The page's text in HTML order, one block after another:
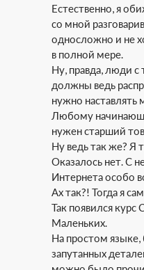
Естественно, я
со мной
односложно и не
в полной мере.
Ну, правда, люди с
должны ведь
нужно
Любому
нужен старший
Ну ведь так же? Я
Оказалось нет. С
Интернета особо
Ах так?! Тогда я
Так появился
Маленьких.
На простом языке,
запутанных